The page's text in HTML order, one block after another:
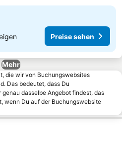
Preise sehen
Mehr
die wir von Buchungswebsites
Das bedeutet, dass Du
dasselbe Angebot findest, das
wenn Du auf der Buchungswebsite